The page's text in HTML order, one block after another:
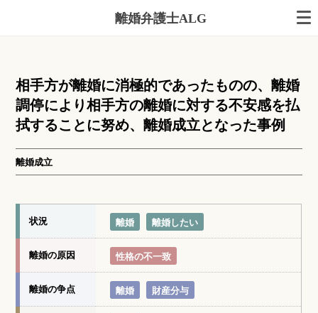
離婚弁護士ALG
相手方が離婚に消極的であったものの、離婚
調停により相手方の離婚に対する不安感を払
拭することに努め、離婚成立となった事例
離婚成立
状況 離婚 離婚したい
離婚の原因 性格の不一致
離婚の争点 離婚 財産分与